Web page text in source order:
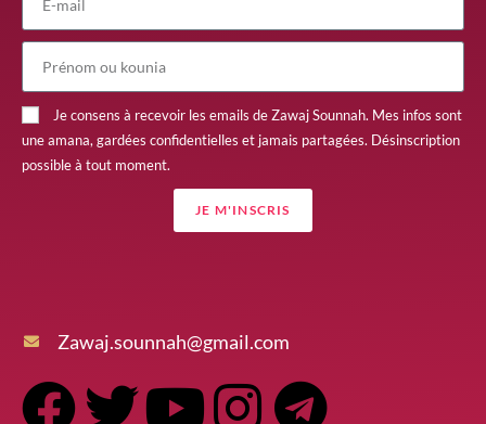
Je consens à recevoir les emails de Zawaj Sounnah. Mes infos sont
une amana, gardées confidentielles et jamais partagées. Désinscription
possible à tout moment.
JE M'INSCRIS
Zawaj.sounnah@gmail.com